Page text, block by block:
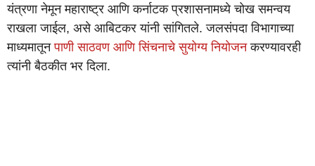
यंत्रणा नेमून महाराष्ट्र आणि कर्नाटक प्रशासनामध्ये चोख समन्वय
राखला जाईल, असे आबिटकर यांनी सांगितले. जलसंपदा विभागाच्या
माध्यमातूनपाणी साठवण आणि सिंचनाचे सुयोग्य नियोजनकरण्यावरही
त्यांनी बैठकीत भर दिला.